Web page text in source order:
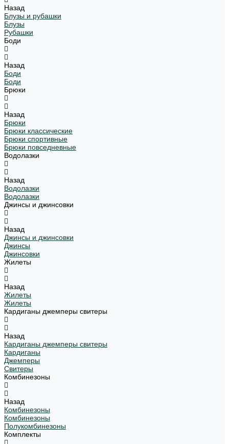
Назад
Блузы и рубашки
Блузы
Рубашки
Боди
Назад
Боди
Боди
Брюки
Назад
Брюки
Брюки классические
Брюки спортивные
Брюки повседневные
Водолазки
Назад
Водолазки
Водолазки
Джинсы и джинсовки
Назад
Джинсы и джинсовки
Джинсы
Джинсовки
Жилеты
Назад
Жилеты
Жилеты
Кардиганы джемперы свитеры
Назад
Кардиганы джемперы свитеры
Кардиганы
Джемперы
Свитеры
Комбинезоны
Назад
Комбинезоны
Комбинезоны
Полукомбинезоны
Комплекты